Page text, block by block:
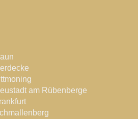
am Rübenberge